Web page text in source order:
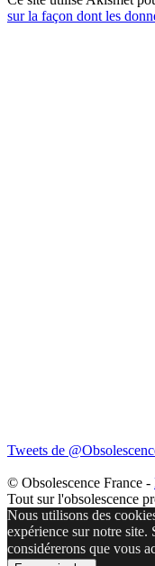
sur la façon dont les
Tweets de
© Obsolescence France -
Tout sur l'obsolescence
Nous utilisons des
expérience sur notre site.
considérerons que vous